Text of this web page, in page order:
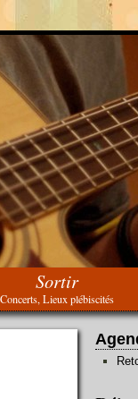
Sortir
Concerts, Lieux plébiscités